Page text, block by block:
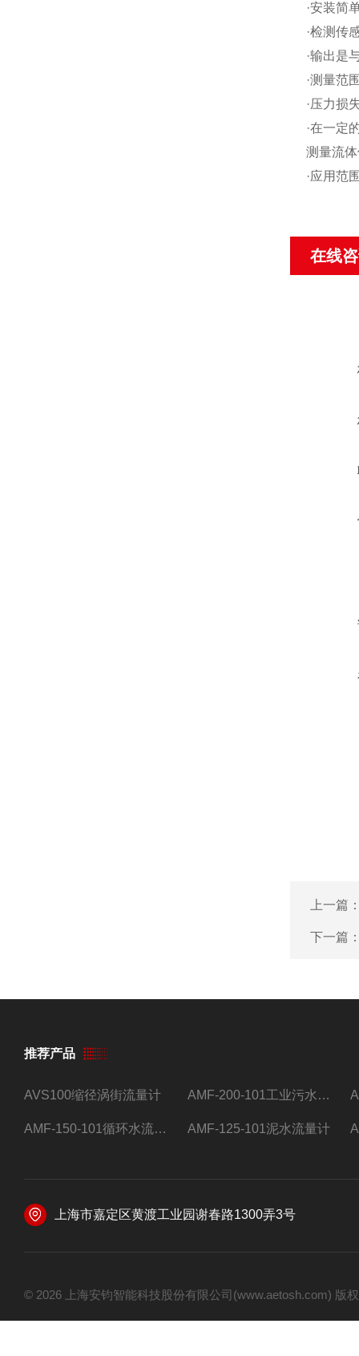
·安装简
·检测传
·输出是
·测量范
·压力损
·在一定
测量流
·应用范
在线
上一篇
下一篇
推荐产品
AVS100缩径涡街流量计 AMF-200-101工业污水流量计
AMF-150-101循环水流量计,电磁流量计 AMF-125-101泥水流量计
上海市嘉定区黄渡工业园谢春路1300弄3号
© 2026 上海安钧智能科技股份有限公司(www.aetosh.com)